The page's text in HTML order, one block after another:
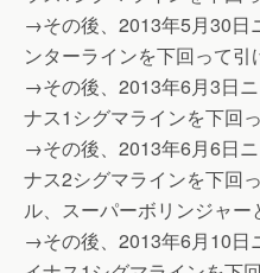
→その後、2013年5月30日
ンターラインを下回って引
→その後、2013年6月3日
ナス1シグマラインを下回っ
→その後、2013年6月6日
ナス2シグマラインを下回
ル、スーパーボリンジャー
→その後、2013年6月10日